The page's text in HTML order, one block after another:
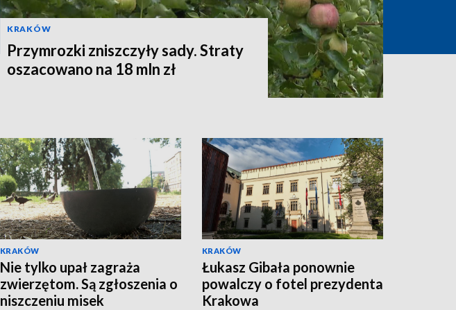
KRAKÓW
Przymrozki zniszczyły sady. Straty
oszacowano na 18 mln zł
KRAKÓW
Nie tylko upał zagraża
zwierzętom. Są zgłoszenia o
niszczeniu misek
KRAKÓW
Łukasz Gibała ponownie
powalczy o fotel prezydenta
Krakowa